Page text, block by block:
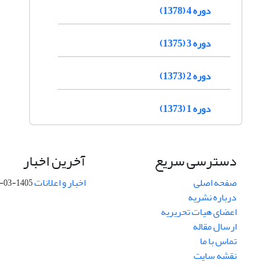
دوره 4 (1378)
دوره 3 (1375)
دوره 2 (1373)
دوره 1 (1373)
دسترسی سریع
صفحه اصلی
درباره نشریه
اعضای هیات تحریریه
ارسال مقاله
تماس با ما
نقشه سایت
آخرین اخبار
اخبار و اعلانات1405-03-30